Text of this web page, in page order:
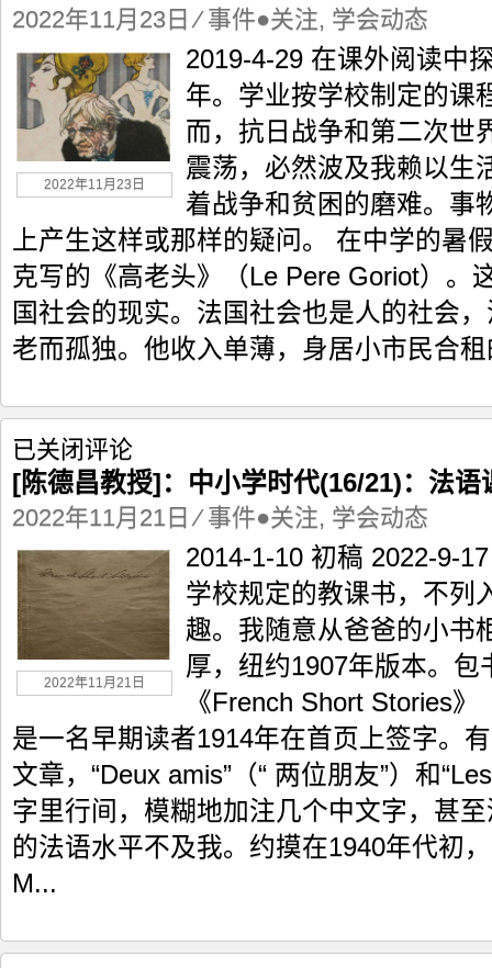
教
时
(17/21)：
探
2022年11月23日 ⁄事件●关注, 学会动态
2022年11月23日
2019-4-29 在课外阅读中
年。学业按学校制定的课
而，抗日战争和第二次世
震荡，必然波及我赖以生
着战争和贫困的磨难。事
上产生这样或那样的疑问。 在中学的暑
克写的《高老头》（Le Pere Goriot）。
国社会的现实。法国社会也是人的社会
老而孤独。他收入单薄，身居小市民合
[陈
德
教
中
学
时
(16/21)：
法
课
外
阅
读
已关闭评论
[陈德昌教授]：中小学时代(16/21)：法语
2022年11月21日 ⁄事件●关注, 学会动态
2022年11月21日
2014-1-10 初稿 2022-9-
学校规定的教课书，不列
趣。我随意从爸爸的小书
厚，纽约1907年版本。
《French Short Stories
是一名早期读者1914年在首页上签字。
文章，“Deux amis”（“ 两位朋友”）和
字里行间，模糊地加注几个中文字，甚
的法语水平不及我。约摸在1940年代初
M...